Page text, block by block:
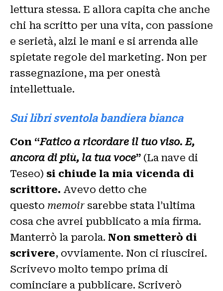
lettura stessa. E allora capita che anche
chi ha scritto per una vita, con passione
e serietà, alzi le mani e si arrenda alle
spietate regole del marketing. Non per
rassegnazione, ma per onestà
intellettuale.
Sui libri sventola bandiera bianca
Con “Fatico a ricordare il tuo viso. E,
ancora di più, la tua voce” (La nave di
Teseo) si chiude la mia vicenda di
scrittore. Avevo detto che
questo memoir sarebbe stata l’ultima
cosa che avrei pubblicato a mia firma.
Manterrò la parola. Non smetterò di
scrivere, ovviamente. Non ci riuscirei.
Scrivevo molto tempo prima di
cominciare a pubblicare. Scriverò